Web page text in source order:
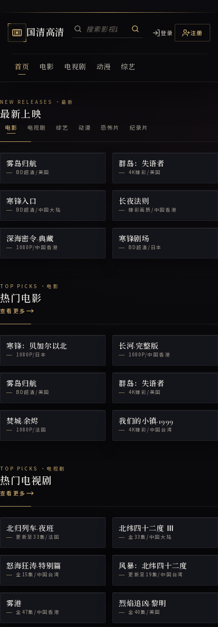
国清高清
首页 电影 电视剧 动漫 综艺
登录 注册
国清高清电视网
最新上映
电影 电视剧 综艺 动漫 恐怖片 纪录片
雾岛归航
BD超清/美国
群岛：失语者
4K臻彩/美国
寒锋入口
BD超清/中国大陆
长夜法则
臻彩画质/中国香港
深海密令·典藏
1080P/中国香港
寒锋剧场
BD超清/日本
热门电影
查看更多
寒锋：贝加尔以北
1080P/日本
长河·完整版
1080P/中国香港
雾岛归航
BD超清/美国
群岛：失语者
4K臻彩/美国
焚城·余烬
1080P/法国
我们的小镇·1999
4K臻彩/中国台湾
热门电视剧
查看更多
北归列车·夜班
更新至33集/法国
北纬四十二度 Ⅲ
全33集/中国大陆
怒海狂涛·特别篇
全15集/中国台湾
风暴：北纬四十二度
更新至19集/中国台湾
雾港
全47集/中国香港
烈焰追凶·黎明
全40集/美国